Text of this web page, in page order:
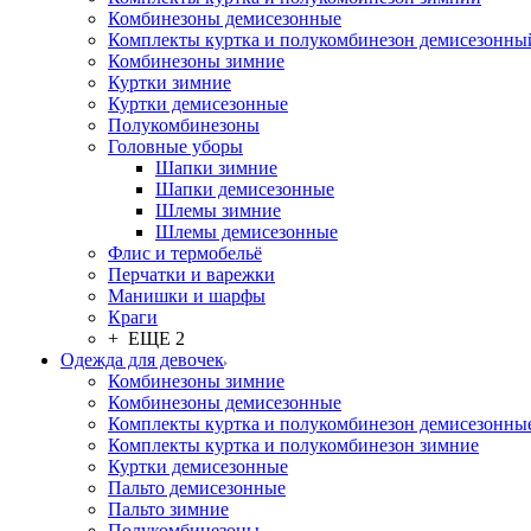
Комбинезоны демисезонные
Комплекты куртка и полукомбинезон
Комбинезоны зимние
Куртки зимние
Куртки демисезонные
Полукомбинезоны
Головные уборы
Шапки зимние
Шапки демисезонные
Шлемы зимние
Шлемы демисезонные
Флис и термобельё
Перчатки и варежки
Манишки и шарфы
Краги
+ ЕЩЕ 2
Одежда для девочек
Комбинезоны зимние
Комбинезоны демисезонные
Комплекты куртка и полукомбинезон
Комплекты куртка и полукомбинезон зимние
Куртки демисезонные
Пальто демисезонные
Пальто зимние